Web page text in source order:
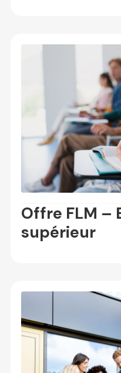
Offre FLM –
supérieur